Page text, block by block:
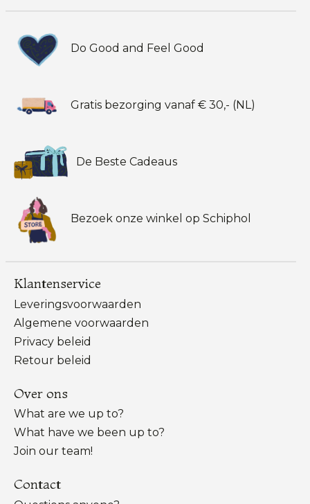
Do Good and Feel Good
Gratis bezorging vanaf € 30,- (NL)
De Beste Cadeaus
Bezoek onze winkel op Schiphol
Klantenservice
Leveringsvoorwaarden
Algemene voorwaarden
Privacy beleid
Retour beleid
Over ons
What are we up to?
What have we been up to?
Join our team!
Contact